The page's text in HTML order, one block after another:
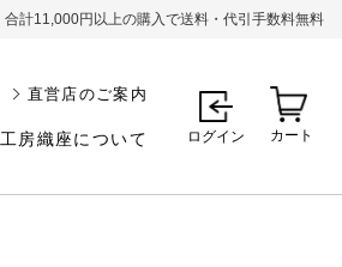
合計11,000円以上の購入で送料・代引手数料無料
工房織座について
直営店のご案内
ログイン カート